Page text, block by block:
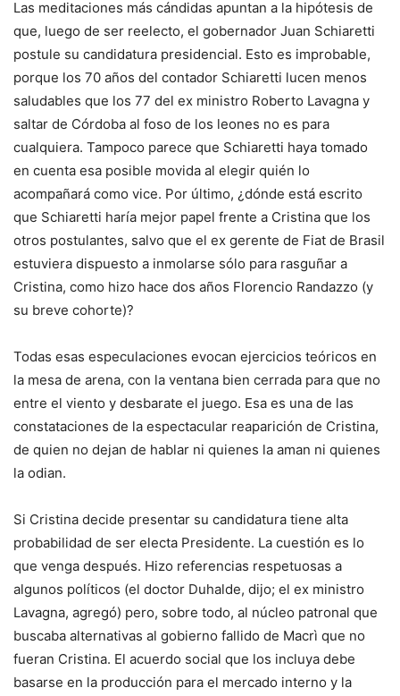
Las meditaciones más cándidas apuntan a la hipótesis de
que, luego de ser reelecto, el gobernador Juan Schiaretti
postule su candidatura presidencial. Esto es improbable,
porque los 70 años del contador Schiaretti lucen menos
saludables que los 77 del ex ministro Roberto Lavagna y
saltar de Córdoba al foso de los leones no es para
cualquiera. Tampoco parece que Schiaretti haya tomado
en cuenta esa posible movida al elegir quién lo
acompañará como vice. Por último, ¿dónde está escrito
que Schiaretti haría mejor papel frente a Cristina que los
otros postulantes, salvo que el ex gerente de Fiat de Brasil
estuviera dispuesto a inmolarse sólo para rasguñar a
Cristina, como hizo hace dos años Florencio Randazzo (y
su breve cohorte)?
Todas esas especulaciones evocan ejercicios teóricos en
la mesa de arena, con la ventana bien cerrada para que no
entre el viento y desbarate el juego. Esa es una de las
constataciones de la espectacular reaparición de Cristina,
de quien no dejan de hablar ni quienes la aman ni quienes
la odian.
Si Cristina decide presentar su candidatura tiene alta
probabilidad de ser electa Presidente. La cuestión es lo
que venga después. Hizo referencias respetuosas a
algunos políticos (el doctor Duhalde, dijo; el ex ministro
Lavagna, agregó) pero, sobre todo, al núcleo patronal que
buscaba alternativas al gobierno fallido de Macrì que no
fueran Cristina. El acuerdo social que los incluya debe
basarse en la producción para el mercado interno y la